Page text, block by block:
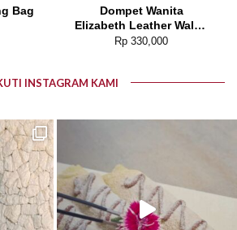
Bag
Dompet Wanita
Elizabeth Leather Wallet
0111-0050
Rp 330,000
INSTAGRAM KAMI